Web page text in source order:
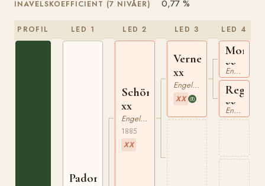
INAVELSKOEFFICIENT (7 NIVÅER) 0,77 %
PROFIL LED 1
Padorus
LED 2
Schönbrunn
xx
Engelskt Fullblod
1885
XX
LED 3
Verneuil
xx
Engelskt Fullblod
XX
LED 4
xxEngelskt Fullblod
Regalia
xxEngelskt Fullblod